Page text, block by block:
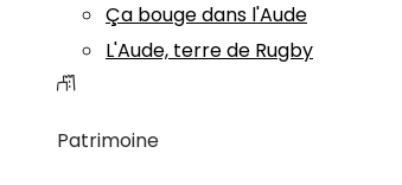
Ça bouge dans l'Aude
L'Aude, terre de Rugby
Patrimoine